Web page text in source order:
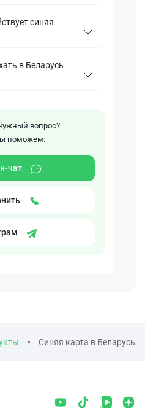
синяя
в Беларусь
вопрос?
поможем:
чат
Синяя карта в Беларусь